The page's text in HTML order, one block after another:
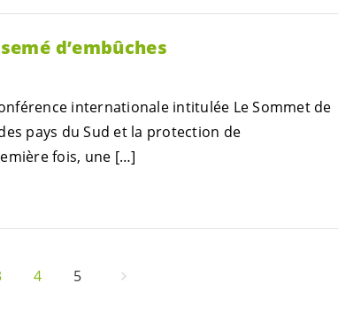
d’embûches
internationale intitulée Le Sommet de
pays du Sud et la protection de
fois, une […]
4 5